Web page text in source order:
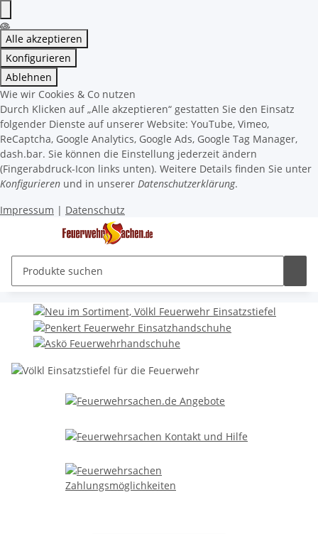
Alle akzeptieren
Konfigurieren
Ablehnen
Wie wir Cookies & Co nutzen
Durch Klicken auf „Alle akzeptieren“ gestatten Sie den Einsatz
folgender Dienste auf unserer Website: YouTube, Vimeo,
ReCaptcha, Google Analytics, Google Ads, Google Tag Manager,
dash.bar. Sie können die Einstellung jederzeit ändern
(Fingerabdruck-Icon links unten). Weitere Details finden Sie unter
Konfigurieren und in unserer Datenschutzerklärung.
Impressum | Datenschutz